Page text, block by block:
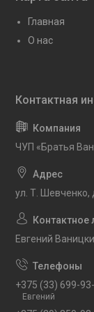
Главная
О нас
ЧУП «Братья
ул. Т. Шевченко,
Евгений
+375 (33) 699-
Евгений